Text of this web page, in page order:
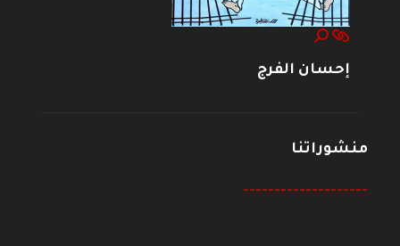
إحسان الفرج
منشوراتنا
--------------------